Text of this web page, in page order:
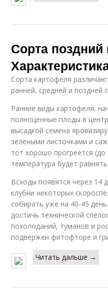
Сорта
Сорта картофеля
ранней, средней и поздней
Ранние виды картофеля,
полноценные плоды в
высадкой семена
зелеными листочками и
тот хорошо прогреется (до
температура будет
Всходы появятся через 14
клубни некоторых
собирать уже на 40-45
достичь технической
похолоданий, туманов и
подвержен фитофторе и
Читать дальше →